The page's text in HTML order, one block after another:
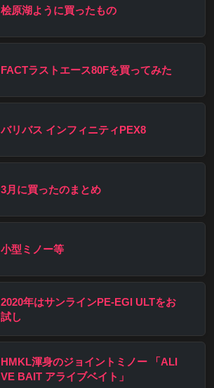
桧原湖ように買ったもの
FACTラストエース80Fを買ってみた
バリバス インフィニティPEX8
3月に買ったのまとめ
小型ミノー等
2020年はサンラインPE-EGI ULTをお
試し
HMKL渾身のジョイントミノー 「ALI
VE BAIT アライブベイト」